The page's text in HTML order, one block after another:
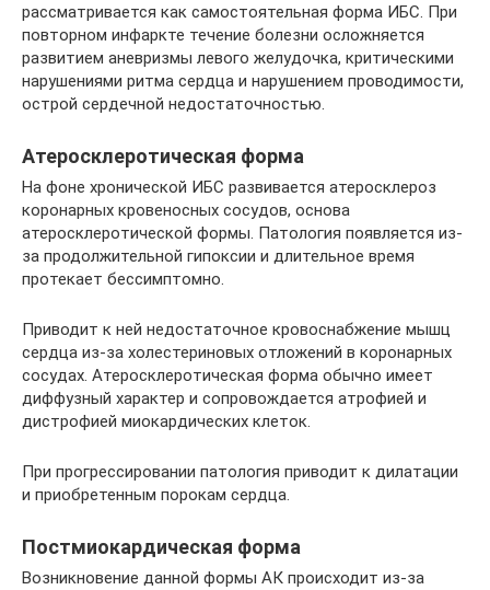
рассматривается как самостоятельная форма ИБС. При
повторном инфаркте течение болезни осложняется
развитием аневризмы левого желудочка, критическими
нарушениями ритма сердца и нарушением проводимости,
острой сердечной недостаточностью.
Атеросклеротическая форма
На фоне хронической ИБС развивается атеросклероз
коронарных кровеносных сосудов, основа
атеросклеротической формы. Патология появляется из-
за продолжительной гипоксии и длительное время
протекает бессимптомно.
Приводит к ней недостаточное кровоснабжение мышц
сердца из-за холестериновых отложений в коронарных
сосудах. Атеросклеротическая форма обычно имеет
диффузный характер и сопровождается атрофией и
дистрофией миокардических клеток.
При прогрессировании патология приводит к дилатации
и приобретенным порокам сердца.
Постмиокардическая форма
Возникновение данной формы АК происходит из-за